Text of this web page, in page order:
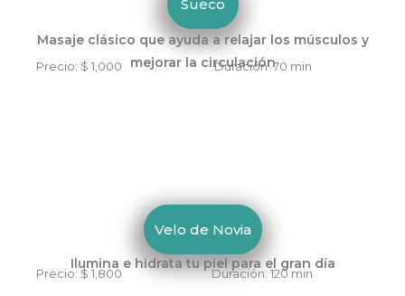
Sueco
Masaje clásico que ayuda a relajar los músculos y
mejorar la circulación
Precio: $ 1,000 Duración: 70 min
Velo de Novia
Ilumina e hidrata tu piel para el gran día
Precio: $ 1,800 Duración: 120 min